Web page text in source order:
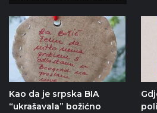
Kao da je srpska BIA
“ukrašavala” božićno